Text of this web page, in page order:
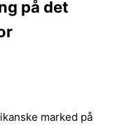
på det
marked på